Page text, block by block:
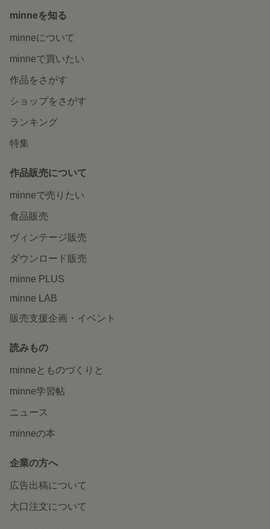
minneを知る
minneについて
minneで買いたい
作品をさがす
ショップをさがす
ランキング
特集
作品販売について
minneで売りたい
食品販売
ヴィンテージ販売
ダウンロード販売
minne PLUS
minne LAB
販売支援企画・イベント
読みもの
minneとものづくりと
minne学習帖
ニュース
minneの本
企業の方へ
広告出稿について
大口注文について